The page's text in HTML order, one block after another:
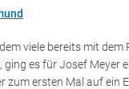
viele bereits mit dem
es für Josef Meyer
zum ersten Mal auf ein